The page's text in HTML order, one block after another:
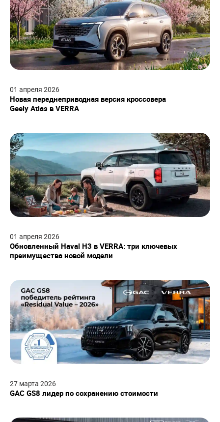
01 апреля 2026
Новая переднеприводная версия кроссовера
Geely Atlas в VERRA
01 апреля 2026
Обновленный Haval H3 в VERRA: три ключевых
преимущества новой модели
27 марта 2026
GAC GS8 лидер по сохранению стоимости